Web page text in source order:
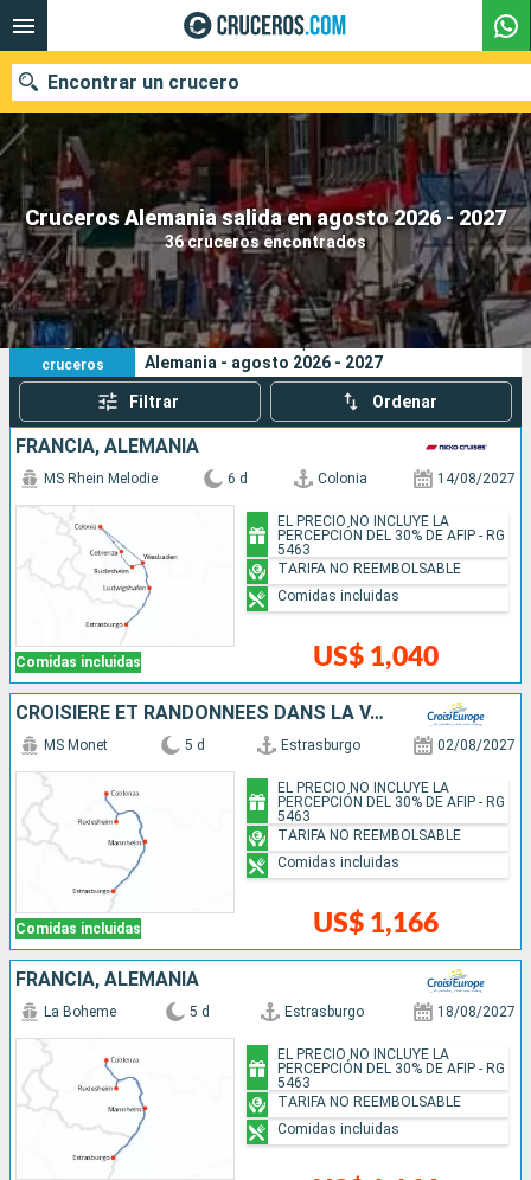
Cruceros Alemania salida en agosto 2026 - 2027
36 cruceros encontrados
Encontrar un crucero
Nuestros destinos
Fecha de salida
Puertos Compañías
Buscar
36
cruceros
Sus criterios de búsqueda:
Alemania - agosto 2026 - 2027
Filtrar Ordenar
FRANCIA, ALEMANIA
Comidas incluidas
MS Rhein Melodie 6 d Colonia 14/08/2027
US$ 1,040
EL PRECIO NO INCLUYE LA
PERCEPCIÓN DEL 30% DE AFIP - RG
5463
TARIFA NO REEMBOLSABLE
Comidas incluidas
CROISIÈRE ET RANDONNÉES DANS LA VALLÉE DU RHIN - HISTOIRE, TRADITIONS ET AMBIANCE RHÉNANE
Comidas incluidas
MS Monet 5 d Estrasburgo 02/08/2027
US$ 1,166
EL PRECIO NO INCLUYE LA
PERCEPCIÓN DEL 30% DE AFIP - RG
5463
TARIFA NO REEMBOLSABLE
Comidas incluidas
FRANCIA, ALEMANIA
La Boheme 5 d Estrasburgo 18/08/2027
EL PRECIO NO INCLUYE LA
PERCEPCIÓN DEL 30% DE AFIP - RG
5463
TARIFA NO REEMBOLSABLE
Comidas incluidas